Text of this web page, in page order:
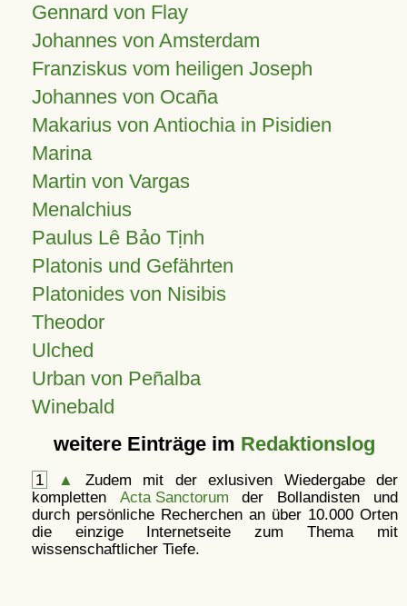
Gennard von Flay
Johannes von Amsterdam
Franziskus vom heiligen Joseph
Johannes von Ocaña
Makarius von Antiochia in Pisidien
Marina
Martin von Vargas
Menalchius
Paulus Lê Bảo Tịnh
Platonis und Gefährten
Platonides von Nisibis
Theodor
Ulched
Urban von Peñalba
Winebald
weitere Einträge im Redaktionslog
1 ▲
Zudem mit der exlusiven Wiedergabe der
kompletten Acta Sanctorum der Bollandisten und
durch persönliche Recherchen an über 10.000 Orten
die einzige Internetseite zum Thema mit
wissenschaftlicher Tiefe.